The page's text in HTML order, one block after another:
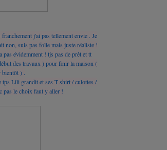
franchement j'ai pas tellement envie . Je
non, suis pas folle mais juste réaliste !
pas évidemment ! tjs pas de prêt et tt
des travaux ) pour finir la maison (
bientôt ) .
tps Lili grandit et ses T shirt / culottes /
pas le choix faut y aller !